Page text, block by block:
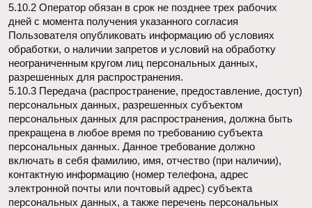
либо обезличиваются по достижении целей обработки или
в случае утраты необходимости в достижении этих целей,
если иное не предусмотрено федеральным законом.
7. Цели обработки персональных данных
7.1. Цель обработки персональных данных Пользователя:
— информирование Пользователя посредством отправки
— заключение, исполнение и прекращение гражданско-
правовых договоров;
— предоставление доступа Пользователю к сервисам,
информации и/или материалам, содержащимся на веб-сайте
7.2. Также Оператор имеет право направлять Пользователю
уведомления о новых продуктах и услугах, специальных
предложениях и различных событиях. Пользователь всегда
может отказаться от получения информационных
сообщений, направив Оператору письмо на адрес
электронной почты
evgeniya@four-thirtythree.com
с пометкой